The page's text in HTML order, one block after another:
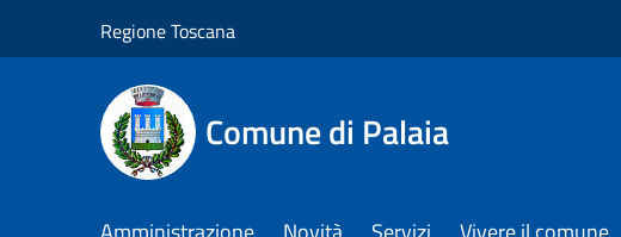
Regione Toscana
Comune di Palaia